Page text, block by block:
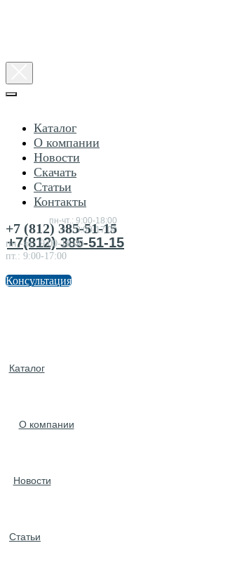
Консультация
пн-чт.: 9:00-18:00
пт.:9:00-17:00
+7(812) 385-51-15
Каталог
О компании
Новости
Статьи
Каталог
О компании
Новости
Скачать
Статьи
Контакты
+7 (812) 385-51-15
пн.-чт.: 9:00-18:00
пт.: 9:00-17:00
Консультация